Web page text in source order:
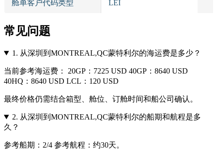
舱单客户代码类型 LEI
常见问题
1. 从深圳到MONTREAL,QC蒙特利尔的海运费是多少？
当前参考海运费： 20GP：7225 USD 40GP：8640 USD
40HQ：8640 USD LCL：120 USD
最终价格仍需结合箱型、舱位、订舱时间和船公司确认。
2. 从深圳到MONTREAL,QC蒙特利尔的船期和航程是多
久？
参考船期：2/4 参考航程：约30天。